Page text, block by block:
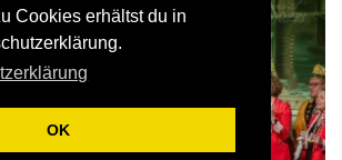
Cookies erhältst du in
OK